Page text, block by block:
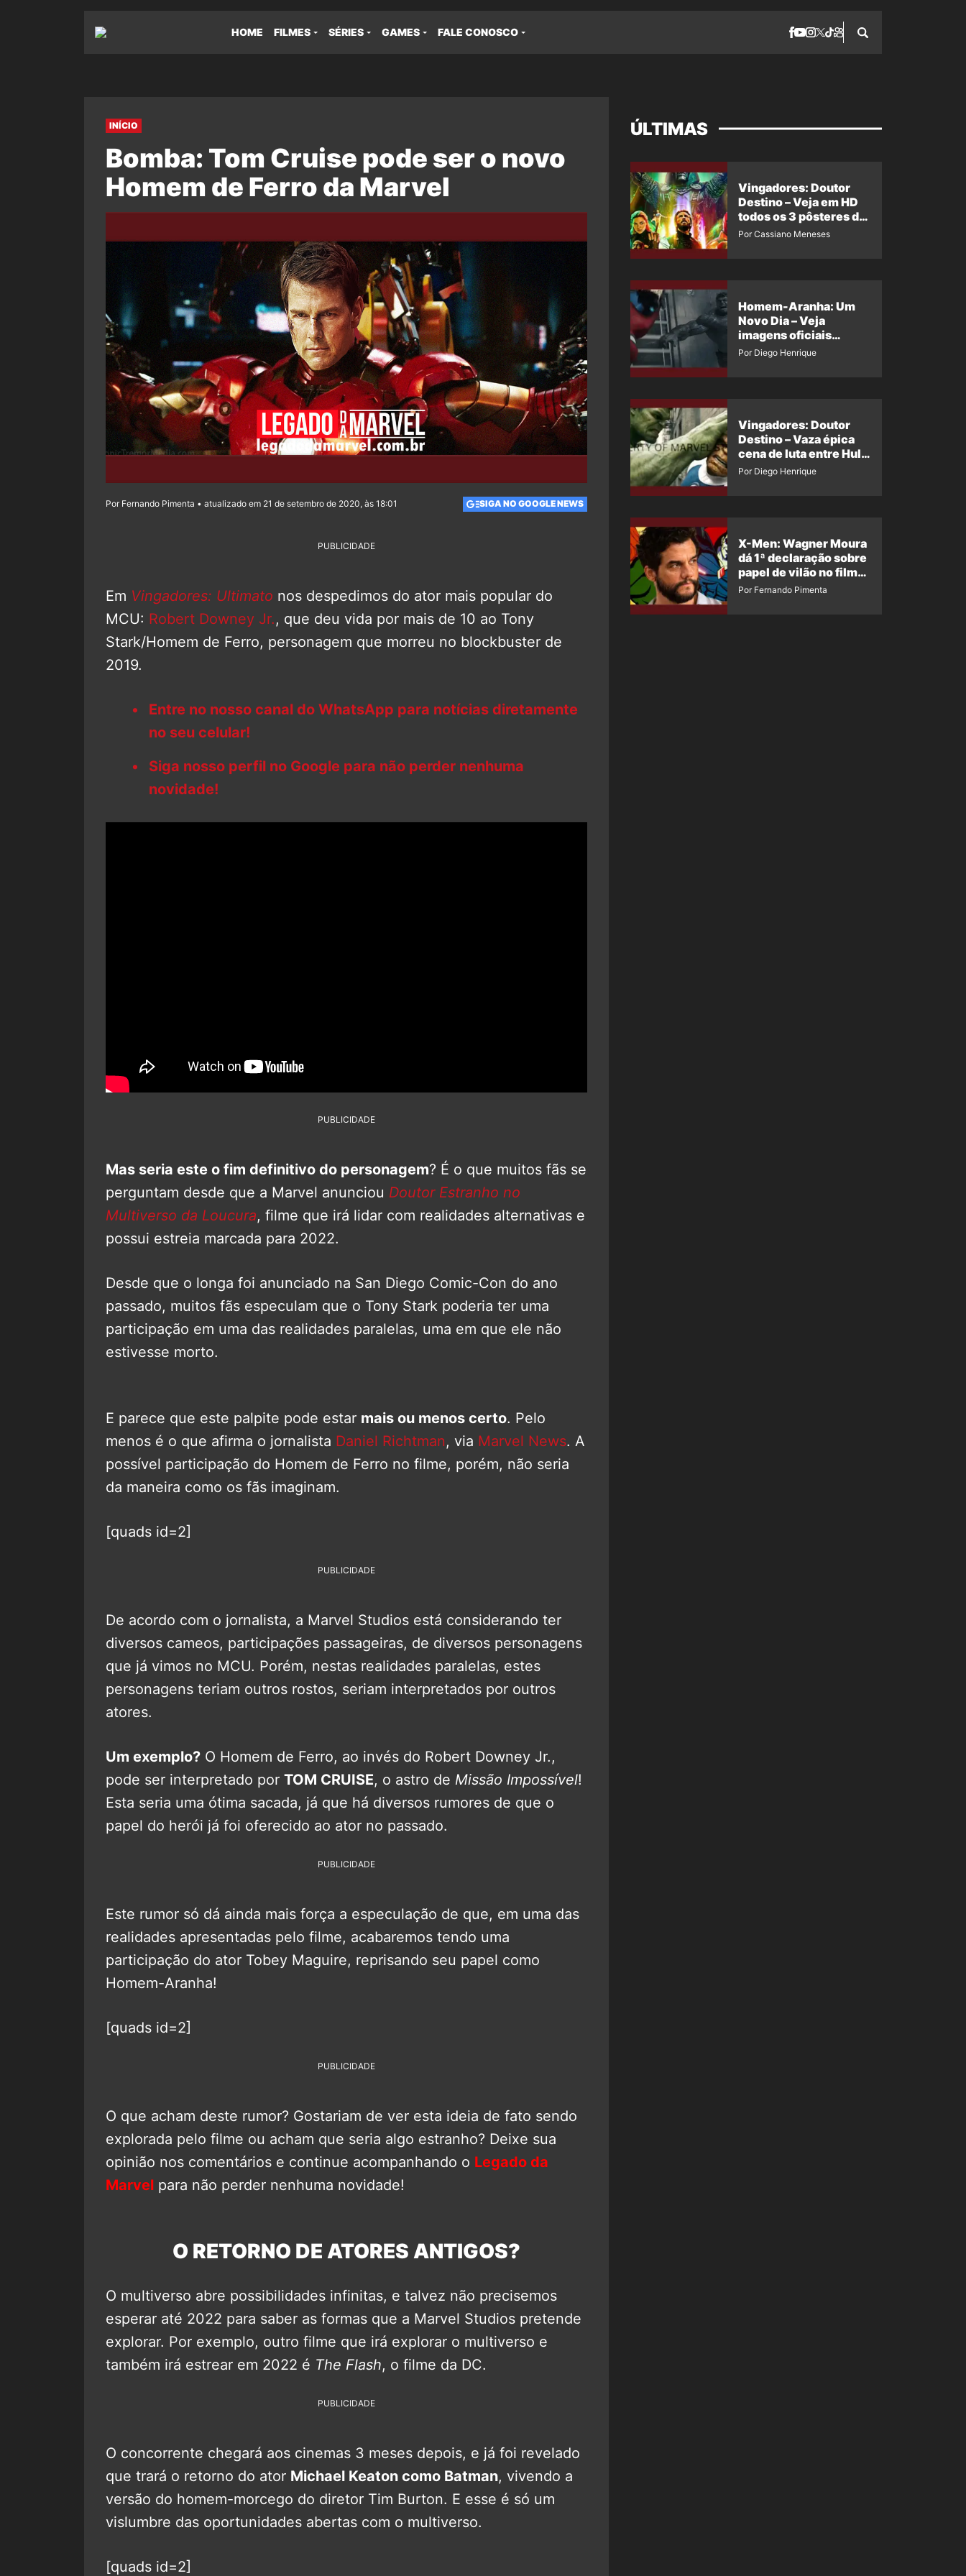
HOME FILMES SÉRIES GAMES FALE CONOSCO
INÍCIO
Bomba: Tom Cruise pode ser o novo
Homem de Ferro da Marvel
Por Fernando Pimenta • atualizado em 21 de setembro de 2020, às 18:01 SIGA NO GOOGLE NEWS
PUBLICIDADE
Em Vingadores: Ultimato nos despedimos do ator mais popular do
MCU: Robert Downey Jr., que deu vida por mais de 10 ao Tony
Stark/Homem de Ferro, personagem que morreu no blockbuster de
2019.
Entre no nosso canal do WhatsApp para notícias diretamente
no seu celular!
Siga nosso perfil no Google para não perder nenhuma
novidade!
PUBLICIDADE
Mas seria este o fim definitivo do personagem? É o que muitos fãs se
perguntam desde que a Marvel anunciou Doutor Estranho no
Multiverso da Loucura, filme que irá lidar com realidades alternativas e
possui estreia marcada para 2022.
Desde que o longa foi anunciado na San Diego Comic-Con do ano
passado, muitos fãs especulam que o Tony Stark poderia ter uma
participação em uma das realidades paralelas, uma em que ele não
estivesse morto.
E parece que este palpite pode estar mais ou menos certo. Pelo
menos é o que afirma o jornalista Daniel Richtman, via Marvel News. A
possível participação do Homem de Ferro no filme, porém, não seria
da maneira como os fãs imaginam.
[quads id=2]
PUBLICIDADE
De acordo com o jornalista, a Marvel Studios está considerando ter
diversos cameos, participações passageiras, de diversos personagens
que já vimos no MCU. Porém, nestas realidades paralelas, estes
personagens teriam outros rostos, seriam interpretados por outros
atores.
Um exemplo? O Homem de Ferro, ao invés do Robert Downey Jr.,
pode ser interpretado por TOM CRUISE, o astro de Missão Impossível!
Esta seria uma ótima sacada, já que há diversos rumores de que o
papel do herói já foi oferecido ao ator no passado.
PUBLICIDADE
Este rumor só dá ainda mais força a especulação de que, em uma das
realidades apresentadas pelo filme, acabaremos tendo uma
participação do ator Tobey Maguire, reprisando seu papel como
Homem-Aranha!
[quads id=2]
PUBLICIDADE
O que acham deste rumor? Gostariam de ver esta ideia de fato sendo
explorada pelo filme ou acham que seria algo estranho? Deixe sua
opinião nos comentários e continue acompanhando o Legado da
Marvel para não perder nenhuma novidade!
O RETORNO DE ATORES ANTIGOS?
O multiverso abre possibilidades infinitas, e talvez não precisemos
esperar até 2022 para saber as formas que a Marvel Studios pretende
explorar. Por exemplo, outro filme que irá explorar o multiverso e
também irá estrear em 2022 é The Flash, o filme da DC.
PUBLICIDADE
O concorrente chegará aos cinemas 3 meses depois, e já foi revelado
que trará o retorno do ator Michael Keaton como Batman, vivendo a
versão do homem-morcego do diretor Tim Burton. E esse é só um
vislumbre das oportunidades abertas com o multiverso.
[quads id=2]
ÚLTIMAS
Vingadores: Doutor
Destino – Veja em HD
todos os 3 pôsteres de
‘Doomsday’ + 1 imagem
Por Cassiano Meneses
Homem-Aranha: Um
Novo Dia – Veja
imagens oficiais
descartadas do Hulk
Por Diego Henrique
Vingadores: Doutor
Destino – Vaza épica
cena de luta entre Hulk
e o Coisa
Por Diego Henrique
X-Men: Wagner Moura
dá 1ª declaração sobre
papel de vilão no filme
da Marvel
Por Fernando Pimenta